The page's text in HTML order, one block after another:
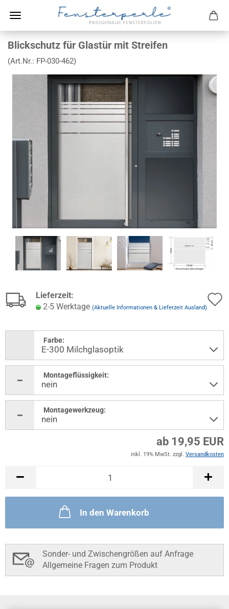
Blickschutz für Glastür mit Streifen
(Art.Nr.: FP-030-462)
Lieferzeit:
2-5 Werktage (Aktuelle Informationen & Lieferzeit Ausland)
Farbe:
Montageflüssigkeit:
Montagewerkzeug:
ab 19,95 EUR
inkl. 19% MwSt. zzgl. Versandkosten
In den Warenkorb
Sonder- und Zwischengrößen auf Anfrage
Allgemeine Fragen zum Produkt